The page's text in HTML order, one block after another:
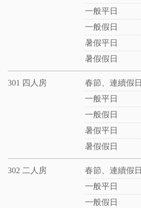
一般平日
一般假日
暑假平日
暑假假日
301 四人房 春節、連續假日
一般平日
一般假日
暑假平日
暑假假日
302 二人房 春節、連續假日
一般平日
一般假日